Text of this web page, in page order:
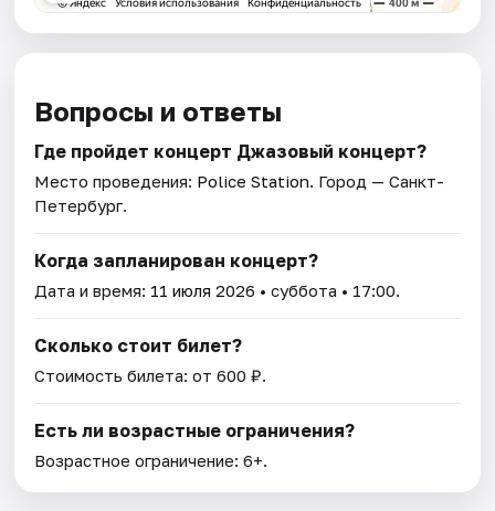
Вопросы и ответы
Где пройдет концерт Джазовый концерт?
Место проведения: Police Station. Город — Санкт-
Петербург.
Когда запланирован концерт?
Дата и время: 11 июля 2026 • суббота • 17:00.
Сколько стоит билет?
Стоимость билета: от 600 ₽.
Есть ли возрастные ограничения?
Возрастное ограничение: 6+.